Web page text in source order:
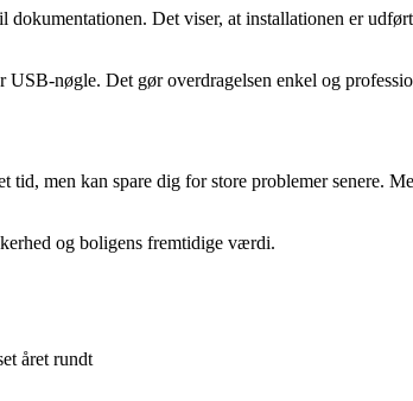
Det viser, at installationen er
nøgle. Det gør overdragelsen enkel og
men kan spare dig for store problemer senere.
og boligens fremtidige værdi.
året rundt